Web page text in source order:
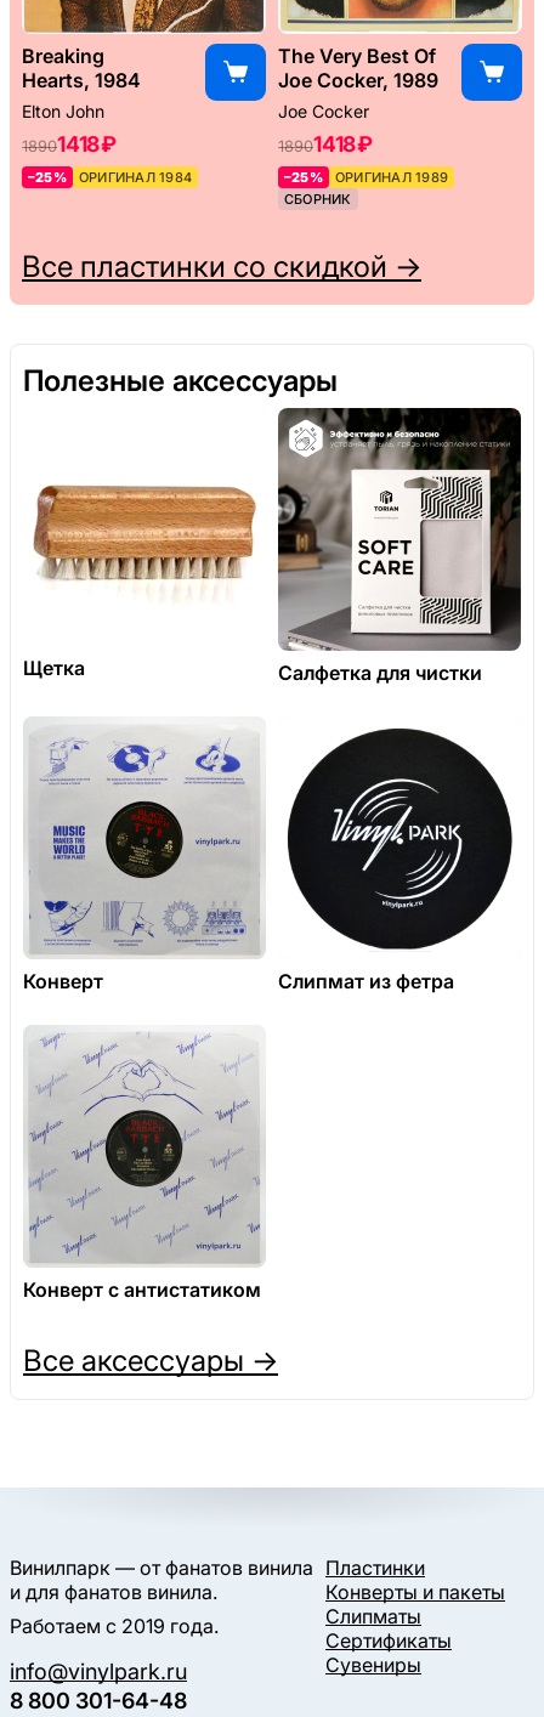
Breaking
Hearts, 1984
Elton John
18901418 ₽
–25% ОРИГИНАЛ 1984
The Very Best Of
Joe Cocker, 1989
Joe Cocker
18901418 ₽
–25%
ОРИГИНАЛ 1989
СБОРНИК
Все пластинки со скидкой →
Полезные аксессуары
Щетка Салфетка для чистки
Конверт Слипмат из фетра
Конверт с антистатиком
Все аксессуары →
Винилпарк — от фанатов винила
и для фанатов винила.
Работаем с 2019 года.
info@vinylpark.ru
8 800 301-64-48
Пластинки
Конверты и пакеты
Слипматы
Сертификаты
Сувениры